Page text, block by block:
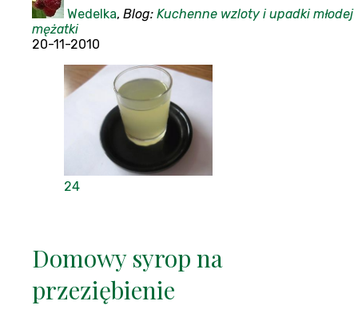
Wedelka, Blog: Kuchenne wzloty i upadki młodej
mężatki
20-11-2010
24
Domowy syrop na
przeziębienie